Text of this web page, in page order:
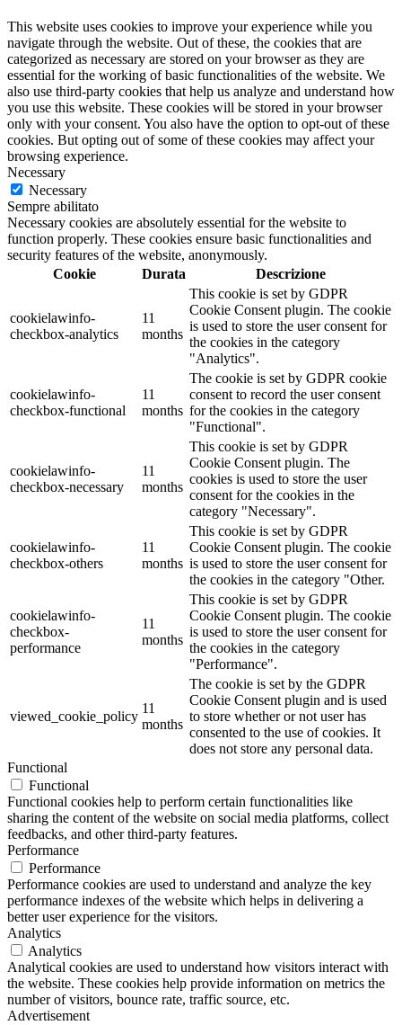
This website uses cookies to improve your experience while you
navigate through the website. Out of these, the cookies that are
categorized as necessary are stored on your browser as they are
essential for the working of basic functionalities of the website. We
also use third-party cookies that help us analyze and understand how
you use this website. These cookies will be stored in your browser
only with your consent. You also have the option to opt-out of these
cookies. But opting out of some of these cookies may affect your
browsing experience.
Necessary
Necessary
Sempre abilitato
Necessary cookies are absolutely essential for the website to
function properly. These cookies ensure basic functionalities and
security features of the website, anonymously.
Cookie
Durata Descrizione
cookielawinfo-
checkbox-analytics
11
months
This cookie is set by GDPR
Cookie Consent plugin. The cookie
is used to store the user consent for
the cookies in the category
"Analytics".
cookielawinfo-
checkbox-functional
11
months
The cookie is set by GDPR cookie
consent to record the user consent
for the cookies in the category
"Functional".
cookielawinfo-
checkbox-necessary
11
months
This cookie is set by GDPR
Cookie Consent plugin. The
cookies is used to store the user
consent for the cookies in the
category "Necessary".
cookielawinfo-
checkbox-others
11
months
This cookie is set by GDPR
Cookie Consent plugin. The cookie
is used to store the user consent for
the cookies in the category "Other.
cookielawinfo-
checkbox-
performance
11
months
This cookie is set by GDPR
Cookie Consent plugin. The cookie
is used to store the user consent for
the cookies in the category
"Performance".
viewed_cookie_policy
11
months
The cookie is set by the GDPR
Cookie Consent plugin and is used
to store whether or not user has
consented to the use of cookies. It
does not store any personal data.
Functional
Functional
Functional cookies help to perform certain functionalities like
sharing the content of the website on social media platforms, collect
feedbacks, and other third-party features.
Performance
Performance
Performance cookies are used to understand and analyze the key
performance indexes of the website which helps in delivering a
better user experience for the visitors.
Analytics
Analytics
Analytical cookies are used to understand how visitors interact with
the website. These cookies help provide information on metrics the
number of visitors, bounce rate, traffic source, etc.
Advertisement